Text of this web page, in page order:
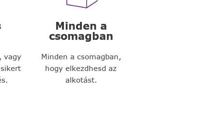
vagy
Minden a
csomagban
Minden a csomagban,
hogy elkezdhesd az
alkotást.